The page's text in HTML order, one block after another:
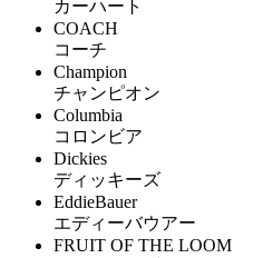
カーハート
COACH
コーチ
Champion
チャンピオン
Columbia
コロンビア
Dickies
ディッキーズ
EddieBauer
エディーバウアー
FRUIT OF THE LOOM